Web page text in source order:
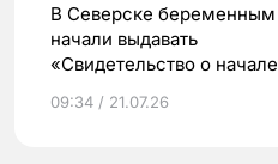
В Северске беременным
начали выдавать
«Свидетельство о начале
09:34 / 21.07.26